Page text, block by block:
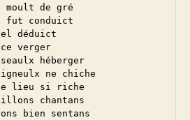
moult de gré
fut conduict
déduict
verger
héberger
ne chiche
lieu si riche
chantans
bien sentans